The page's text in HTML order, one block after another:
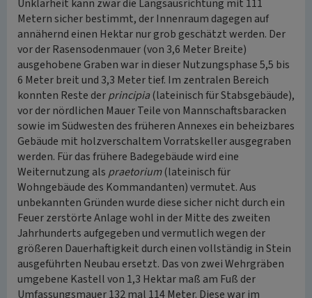
Unklarheit kann zwar die Längsausrichtung mit 111
Metern sicher bestimmt, der Innenraum dagegen auf
annähernd einen Hektar nur grob geschätzt werden. Der
vor der Rasensodenmauer (von 3,6 Meter Breite)
ausgehobene Graben war in dieser Nutzungsphase 5,5 bis
6 Meter breit und 3,3 Meter tief. Im zentralen Bereich
konnten Reste derprincipia(lateinisch für Stabsgebäude),
vor der nördlichen Mauer Teile von Mannschaftsbaracken
sowie im Südwesten des früheren Annexes ein beheizbares
Gebäude mit holzverschaltem Vorratskeller ausgegraben
werden. Für das frühere Badegebäude wird eine
Weiternutzung als praetorium(lateinisch für
Wohngebäude des Kommandanten) vermutet. Aus
unbekannten Gründen wurde diese sicher nicht durch ein
Feuer zerstörte Anlage wohl in der Mitte des zweiten
Jahrhunderts aufgegeben und vermutlich wegen der
größeren Dauerhaftigkeit durch einen vollständig in Stein
ausgeführten Neubau ersetzt. Das von zwei Wehrgräben
umgebene Kastell von 1,3 Hektar maß am Fuß der
Umfassungsmauer 132 mal 114 Meter. Diese war im